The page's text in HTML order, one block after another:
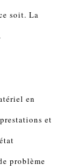
soit. La
en
et
problème